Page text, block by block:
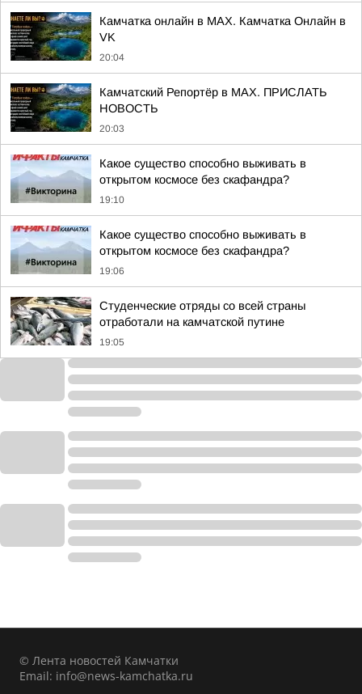
Камчатка онлайн в MAX. Камчатка Онлайн в
VK
20:04
Камчатский Репортёр в MAX. ПРИСЛАТЬ
НОВОСТЬ
20:03
Какое существо способно выживать в
открытом космосе без скафандра?
19:10
Какое существо способно выживать в
открытом космосе без скафандра?
19:06
Студенческие отряды со всей страны
отработали на камчатской путине
19:05
© Лента новостей Камчатки
Email: info@news-kamchatka.ru